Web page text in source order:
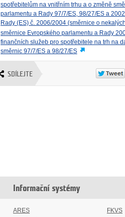
spotřebitelům na vnitřním trhu a o změně
parlamentu a Rady 97/7/ES, 98/27/ES a
Rady (ES) č. 2006/2004 (směrnice o
směrnice Evropského parlamentu a Rady
finančních služeb pro spotřebitele na trh na
směrnic 97/7/ES a 98/27/ES
SDÍLEJTE
Informační systémy
ARES
FKVS